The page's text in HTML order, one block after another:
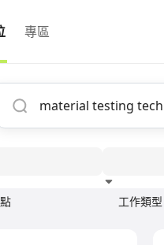
專區
工作類型